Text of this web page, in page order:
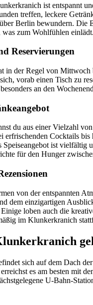
ist entspannt
treffen, leckere
Berlin bewundern. Die
zum Wohlfühlen einlädt.
Reservierungen
in der Regel von Mittwoch
vorab einen Tisch zu
an den
du aus einer Vielzahl
erfrischenden Cocktails bis
ist vielfältig
für den Hunger
von der entspannten
dem einzigartigen
loben auch die
im Klunkerkranich
sich auf dem Dach
es am besten mit
U-Bahn-